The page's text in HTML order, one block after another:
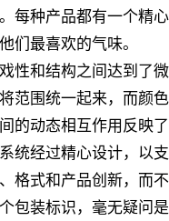
每种产品都有一个精
们最喜欢的气味。
性和结构之间达到了
范围统一起来，而颜
的动态相互作用反映
统经过精心设计，以
格式和产品创新，而
包装标识，毫无疑问